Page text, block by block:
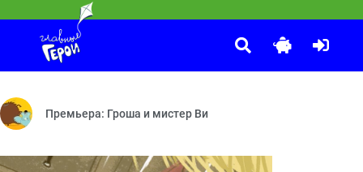
— Крепёж — Вирус — Сковорода — Окно
Царице ночи — Дело Богинь мщения Эриний — Дело о Книге
Маша и Медведь
У страха глаза велики — Добро пожаловать в «Гранд
Премьера: Гроша и мистер Ви